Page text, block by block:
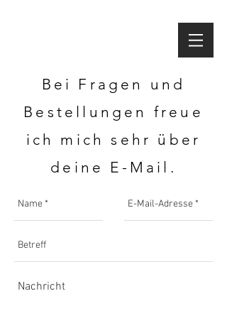
Bei Fragen und
Bestellungen freue
ich mich sehr über
deine E-Mail.